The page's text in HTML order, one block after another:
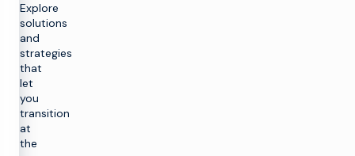
Explore
solutions
and
strategies
that
let
you
transition
at
the